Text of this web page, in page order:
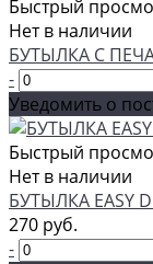
Быстрый
Нет в наличии
БУТЫЛКА С
-
Уведомить о
Быстрый
Нет в наличии
БУТЫЛКА EASY
270 руб.
-